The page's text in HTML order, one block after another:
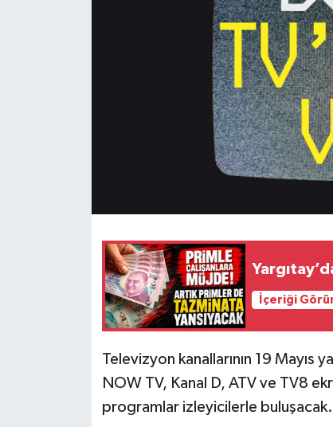
İçeriği
Televizyon kanallarının 19 Mayıs
NOW TV, Kanal D, ATV ve TV8
programlar izleyicilerle buluşacak.